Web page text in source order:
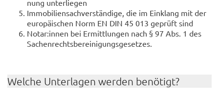
nung un­ter­lie­gen
Im­mo­bi­li­en­sach­ver­stän­di­ge, die im Ein­klang mit der
euro­pä­ischen Norm EN DIN 45 013 ge­prüft sind
Notar:innen bei Er­mitt­lun­gen nach § 97 Abs. 1 des
Sa­chen­rechts­be­rei­ni­gungs­ge­set­zes.
Wel­che Un­ter­la­gen wer­den be­nö­tigt?